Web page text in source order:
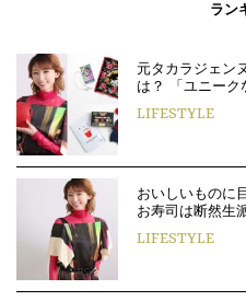
ラン
元タカラジェン
は？ 「ユニー
LIFESTYLE
おいしいものに
お寿司は断然生
LIFESTYLE